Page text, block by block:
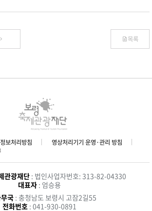
목록
보처리방침
영상처리기기 운영·관리 방침
관광재단: 법인사업자번호: 313-82-04330
대표자: 엄승용
국 : 충청남도 보령시 고잠2길55
전화번호 : 041-930-0891